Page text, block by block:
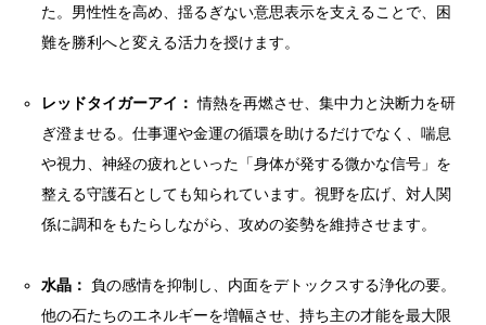
た。男性性を高め、揺るぎない意思表示を支えることで、困
難を勝利へと変える活力を授けます。
レッドタイガーアイ： 情熱を再燃させ、集中力と決断力を研
ぎ澄ませる。仕事運や金運の循環を助けるだけでなく、喘息
や視力、神経の疲れといった「身体が発する微かな信号」を
整える守護石としても知られています。視野を広げ、対人関
係に調和をもたらしながら、攻めの姿勢を維持させます。
水晶：
負の感情を抑制し、内面をデトックスする浄化の要。
他の石たちのエネルギーを増幅させ、持ち主の才能を最大限